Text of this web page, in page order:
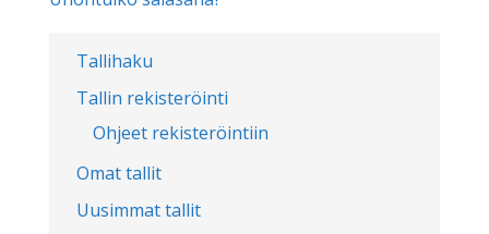
Tallihaku
Tallin rekisteröinti
Ohjeet rekisteröintiin
Omat tallit
Uusimmat tallit